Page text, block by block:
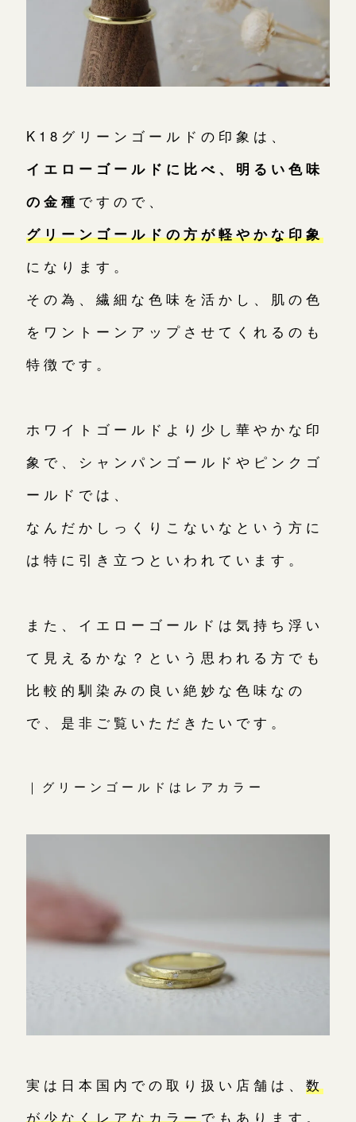
K18グリーンゴールドの印象は、
イエローゴールドに比べ、明るい色味
の金種 ですので、
グリーンゴールドの方が軽やかな印象
になります。
その為、繊細な色味を活かし、肌の色
をワントーンアップさせてくれるのも
特徴です。
ホワイトゴールドより少し華やかな印
象で、シャンパンゴールドやピンクゴ
ールドでは、
なんだかしっくりこないなという方に
は特に引き立つといわれています。
また、イエローゴールドは気持ち浮い
て見えるかな？という思われる方でも
比較的馴染みの良い絶妙な色味なの
で、是非ご覧いただきたいです。
｜グリーンゴールドはレアカラー
実は日本国内での取り扱い店舗は、数
が少なくレアなカラーでもあります。